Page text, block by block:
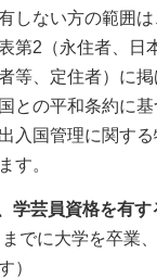
しない方の範囲
第2（永住者、日
等、定住者）に
との平和条約に
入国管理に関す
す。
学芸員資格を有す
までに大学を卒業
）